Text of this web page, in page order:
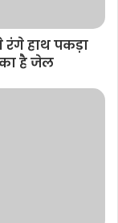
हाथ पकड़ा
है जेल